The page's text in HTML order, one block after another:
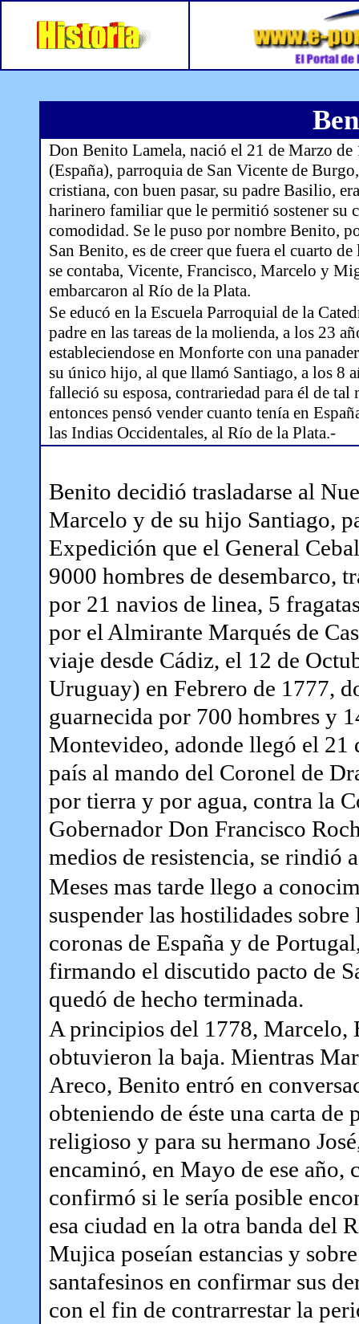
Don Benito Lamela, nació el 21 de Marzo
(España), parroquia de San Vicente de
cristiana, con buen pasar, su padre Basilio,
harinero familiar que le permitió sostener su
comodidad. Se le puso por nombre Benito,
San Benito, es de creer que fuera el cuarto
se contaba, Vicente, Francisco, Marcelo y
embarcaron al Río de la Plata.
Se educó en la Escuela Parroquial de la
padre en las tareas de la molienda, a los 23
estableciendose en Monforte con una
su único hijo, al que llamó Santiago, a los 8
falleció su esposa, contrariedad para él de tal
entonces pensó vender cuanto tenía en
las Indias Occidentales, al Río de la Plata.-
Benito decidió trasladarse al
Marcelo y de su hijo Santiago,
Expedición que el General
9000 hombres de desembarco,
por 21 navios de linea, 5
por el Almirante Marqués de
viaje desde Cádiz, el 12 de
Uruguay) en Febrero de 1777,
guarnecida por 700 hombres y
Montevideo, adonde llegó el
país al mando del Coronel de
por tierra y por agua, contra la
Gobernador Don Francisco
medios de resistencia, se rindió
Meses mas tarde llego a
suspender las hostilidades
coronas de España y de
firmando el discutido pacto de
quedó de hecho terminada.
A principios del 1778, Marcelo,
obtuvieron la baja. Mientras
Areco, Benito entró en
obteniendo de éste una carta
religioso y para su hermano
encaminó, en Mayo de ese
confirmó si le sería posible
esa ciudad en la otra banda del
Mujica poseían estancias y
santafesinos en confirmar sus
con el fin de contrarrestar la